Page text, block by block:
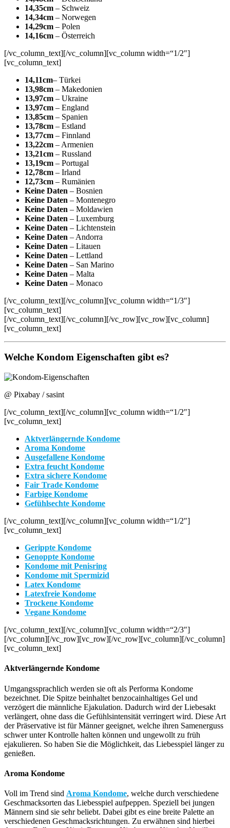
14,35cm – Schweiz
14,34cm – Norwegen
14,29cm – Polen
14,16cm – Österreich
[/vc_column_text][/vc_column][vc_column width=“1/2″]
[vc_column_text]
14,11cm– Türkei
13,98cm – Makedonien
13,97cm – Ukraine
13,97cm – England
13,85cm – Spanien
13,78cm – Estland
13,77cm – Finnland
13,22cm – Armenien
13,21cm – Russland
13,19cm – Portugal
12,78cm – Irland
12,73cm – Rumänien
Keine Daten – Bosnien
Keine Daten – Montenegro
Keine Daten – Moldawien
Keine Daten – Luxemburg
Keine Daten – Lichtenstein
Keine Daten – Andorra
Keine Daten – Litauen
Keine Daten – Lettland
Keine Daten – San Marino
Keine Daten – Malta
Keine Daten – Monaco
[/vc_column_text][/vc_column][vc_column width=“1/3″]
[vc_column_text]
[/vc_column_text][/vc_column][/vc_row][vc_row][vc_column]
[vc_column_text]
Welche Kondom Eigenschaften gibt es?
@ Pixabay / sasint
[/vc_column_text][/vc_column][vc_column width=“1/2″]
[vc_column_text]
Aktverlängernde Kondome
Aroma Kondome
Ausgefallene Kondome
Extra feucht Kondome
Extra sichere Kondome
Fair Trade Kondome
Farbige Kondome
Gefühlsechte Kondome
[/vc_column_text][/vc_column][vc_column width=“1/2″]
[vc_column_text]
Gerippte Kondome
Genoppte Kondome
Kondome mit Penisring
Kondome mit Spermizid
Latex Kondome
Latexfreie Kondome
Trockene Kondome
Vegane Kondome
[/vc_column_text][/vc_column][vc_column width=“2/3″]
[/vc_column][/vc_row][vc_row][/vc_row][vc_column][/vc_column]
[vc_column_text]
Aktverlängernde Kondome
Umgangssprachlich werden sie oft als Performa Kondome
bezeichnet. Die Spitze beinhaltet benzocainhaltiges Gel und
verzögert die männliche Ejakulation. Dadurch wird der Liebesakt
verlängert, ohne dass die Gefühlsintensität verringert wird. Diese Art
der Präservative ist für Männer geeignet, welche ihren Samenerguss
schwer unter Kontrolle halten können und ungewollt zu früh
ejakulieren. So haben Sie die Möglichkeit, das Liebesspiel länger zu
genießen.
Aroma Kondome
Voll im Trend sind Aroma Kondome, welche durch verschiedene
Geschmacksorten das Liebesspiel aufpeppen. Speziell bei jungen
Männern sind sie sehr beliebt. Dabei gibt es eine breite Palette an
verschiedenen Geschmacksrichtungen. Zu erwähnen sind hierbei